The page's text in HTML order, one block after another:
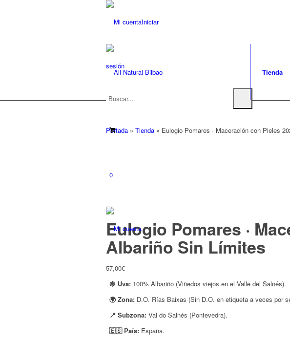
Iniciar
sesión
0
Tienda
Portada » Tienda » Eulogio Pomares · Maceración con Pieles
Eulogio Pomares ·
Albariño Sin Límites
57,00€
🍇 Uva: 100% Albariño (Viñedos viejos en el Valle del Salnés).
🌍 Zona: D.O. Rías Baixas (Sin D.O. en etiqueta a veces por
📍 Subzona: Val do Salnés (Pontevedra).
🇪🇸 País: España.